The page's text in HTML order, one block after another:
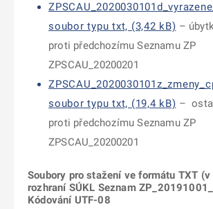
soubor typu txt, (3,42 kB) –
proti předchozímu Seznamu ZP
ZPSCAU_20200201
soubor typu txt, (19,4 kB) –
proti předchozímu Seznamu ZP
ZPSCAU_20200201
Soubory pro stažení ve formátu TXT (v
rozhraní SÚKL Seznam
Kódování UTF-08